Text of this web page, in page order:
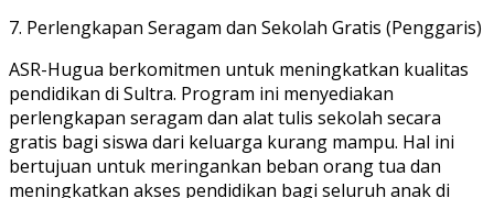
7. Perlengkapan Seragam dan Sekolah Gratis (Penggaris)
ASR-Hugua berkomitmen untuk meningkatkan kualitas
pendidikan di Sultra. Program ini menyediakan
perlengkapan seragam dan alat tulis sekolah secara
gratis bagi siswa dari keluarga kurang mampu. Hal ini
bertujuan untuk meringankan beban orang tua dan
meningkatkan akses pendidikan bagi seluruh anak di